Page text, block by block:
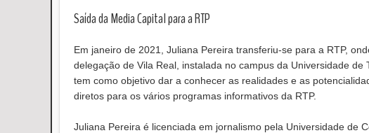
Saída da Media Capital para a RTP
Em janeiro de 2021, Juliana Pereira transferiu-se para a RTP,
delegação de Vila Real, instalada no campus da Universidade
tem como objetivo dar a conhecer as realidades e as
diretos para os vários programas informativos da RTP.
Juliana Pereira é licenciada em jornalismo pela Universidade de